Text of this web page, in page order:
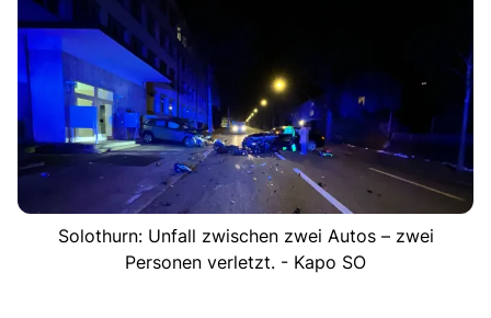
Solothurn: Unfall zwischen zwei Autos – zwei
Personen verletzt. - Kapo SO